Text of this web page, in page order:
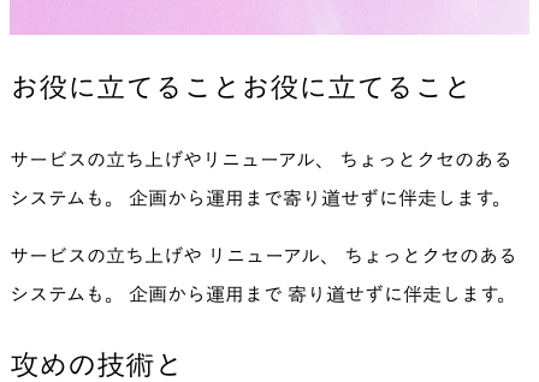
お役に立てること お役に立てること
サービスの立ち上げやリニューアル、 ちょっとクセのある
システムも。 企画から運用まで寄り道せずに伴走します。
サービスの立ち上げや リニューアル、 ちょっとクセのある
システムも。 企画から運用まで 寄り道せずに伴走します。
攻めの技術と